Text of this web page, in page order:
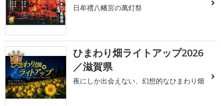
日牟禮八幡宮の萬灯祭
3
ひまわり畑ライトアップ2026
／滋賀県
夜にしか出会えない、幻想的なひまわり畑